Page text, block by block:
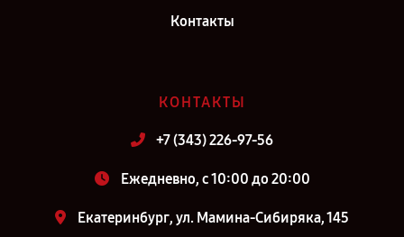
Контакты
КОНТАКТЫ
+7 (343) 226-97-56
Ежедневно, с 10:00 до 20:00
Екатеринбург, ул. Мамина-Сибиряка, 145